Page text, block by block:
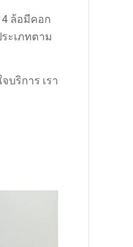
4 ล้อมีคอก
ะเภทตาม
บริการ เรา